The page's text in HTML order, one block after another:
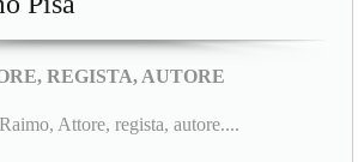
REGISTA, AUTORE
Attore, regista, autore....